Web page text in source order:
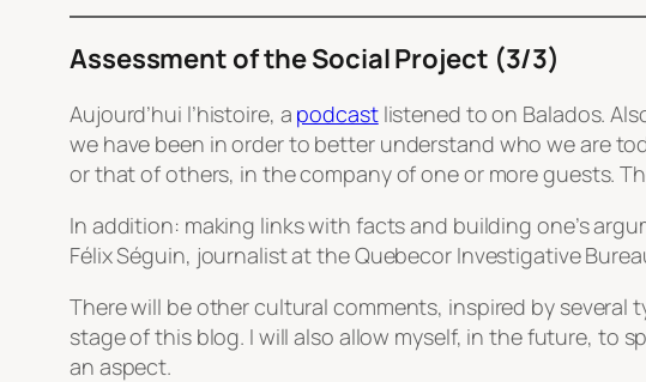
Assessment of the Social Project (3/3)
Aujourd’hui l’histoire, a podcastlistened to on Balados.
we have been in order to better understand who we are
or that of others, in the company of one or more guests.
In addition: making links with facts and building one’s
Félix Séguin, journalist at the Quebecor Investigative
There will be other cultural comments, inspired by
stage of this blog. I will also allow myself, in the future, to
an aspect.